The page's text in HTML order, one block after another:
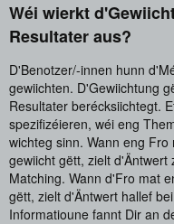
Wéi wierkt
Resultater aus?
D'Benotzer/-innen hunn
gewiichten. D'Gewiichtung
Resultater berécksiichtegt.
spezifizéieren, wéi eng
wichteg sinn. Wann eng
gewiicht gëtt, zielt
Matching. Wann d'Fro mat
gëtt, zielt d'Äntwert hallef
Informatioune fannt Dir an